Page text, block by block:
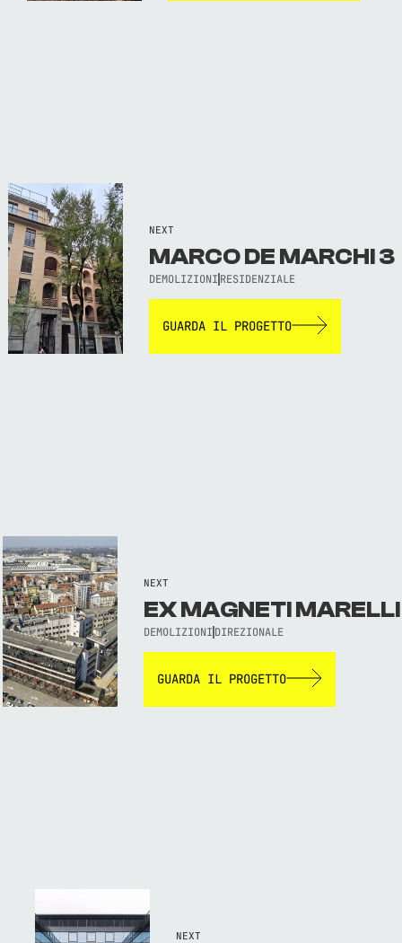
NEXT
MARCO DE MARCHI 3
DEMOLIZIONI RESIDENZIALE
GUARDA IL PROGETTO
NEXT
EX MAGNETI MARELLI
DEMOLIZIONI DIREZIONALE
GUARDA IL PROGETTO
NEXT